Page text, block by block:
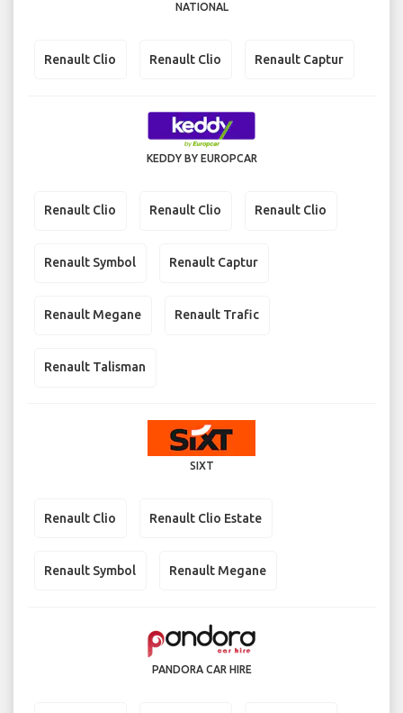
NATIONAL
Renault Clio Renault Clio Renault Captur
KEDDY BY EUROPCAR
Renault Clio Renault Clio Renault Clio
Renault Symbol Renault Captur
Renault Megane Renault Trafic
Renault Talisman
SIXT
Renault Clio Renault Clio Estate
Renault Symbol Renault Megane
PANDORA CAR HIRE